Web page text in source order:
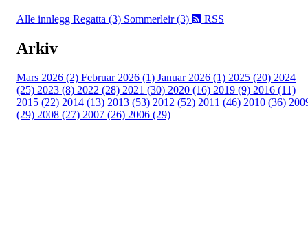
Alle innlegg Regatta (3) Sommerleir (3) RSS
Arkiv
Mars 2026 (2) Februar 2026 (1) Januar 2026 (1) 2025 (20) 2024
(25) 2023 (8) 2022 (28) 2021 (30) 2020 (16) 2019 (9) 2016 (11)
2015 (22) 2014 (13) 2013 (53) 2012 (52) 2011 (46) 2010 (36)
(29) 2008 (27) 2007 (26) 2006 (29)